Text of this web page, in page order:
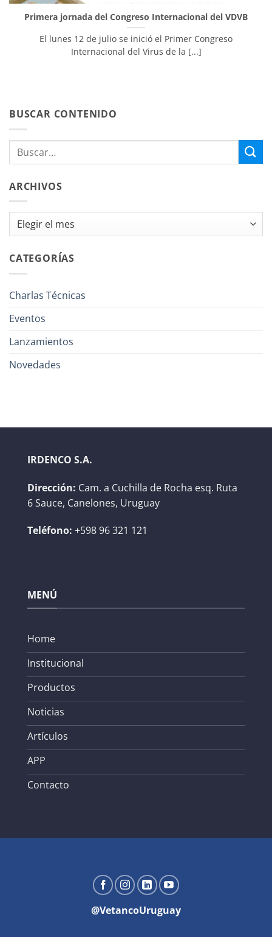
Primera jornada del Congreso Internacional del VDVB
El lunes 12 de julio se inició el Primer Congreso
Internacional del Virus de la [...]
BUSCAR CONTENIDO
ARCHIVOS
Archivos
CATEGORÍAS
Charlas Técnicas
Eventos
Lanzamientos
Novedades
IRDENCO S.A.
Dirección: Cam. a Cuchilla de Rocha esq. Ruta
6 Sauce, Canelones, Uruguay
Teléfono: +598 96 321 121
MENÚ
Home
Institucional
Productos
Noticias
Artículos
APP
Contacto
@VetancoUruguay